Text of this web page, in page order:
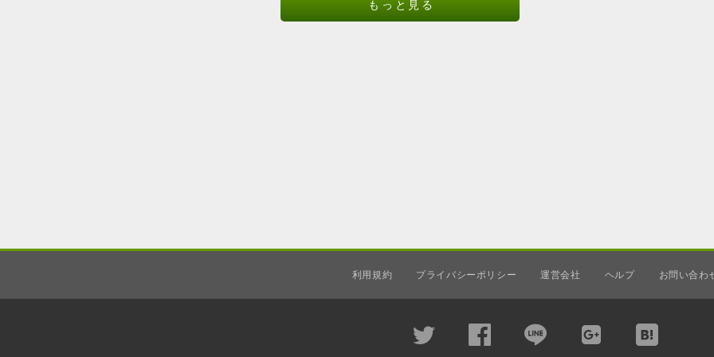
もっと見る
利用規約 プライバシーポリシー 運営会社 ヘルプ お問い合わ